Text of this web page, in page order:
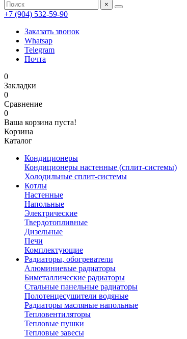
×
+7 (904) 532-59-90
Заказать звонок
Whatsap
Telegram
Почта
0
Закладки
0
Сравнение
0
Ваша корзина пуста!
Корзина
Каталог
Кондиционеры
Кондиционеры настенные (сплит-системы)
Холодильные сплит-системы
Котлы
Настенные
Напольные
Электрические
Твердотопливные
Дизельные
Печи
Комплектующие
Радиаторы, обогреватели
Алюминиевые радиаторы
Биметаллические радиаторы
Стальные панельные радиаторы
Полотенцесушители водяные
Радиаторы масляные напольные
Тепловентиляторы
Тепловые пушки
Тепловые завесы